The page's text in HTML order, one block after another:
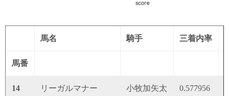
馬名 騎手 三着内率
馬番
14 リーガルマナー 小牧加矢太 0.577956